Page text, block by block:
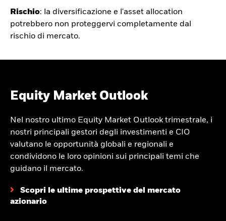
Rischio: la diversificazione e l'asset allocation
potrebbero non proteggervi completamente dal
rischio di mercato.
Equity Market Outlook
Nel nostro ultimo Equity Market Outlook trimestrale, i
nostri principali gestori degli investimenti e CIO
valutano le opportunità globali e regionali e
condividono le loro opinioni sui principali temi che
guidano il mercato.
Scopri le ultime prospettive del mercato
azionario